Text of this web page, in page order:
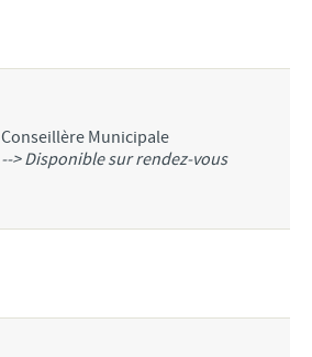
Conseillère Municipale
--> Disponible sur rendez-vous